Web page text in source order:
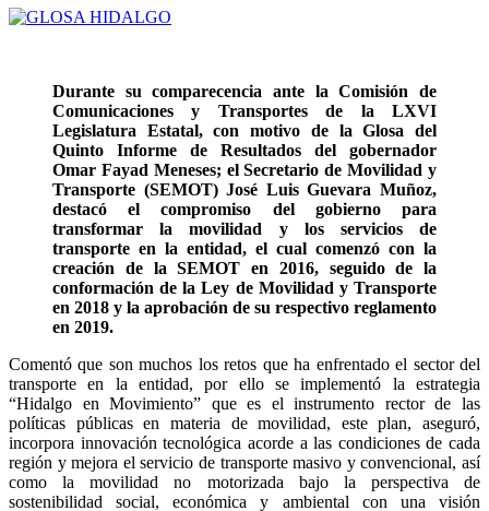
Durante su comparecencia ante la Comisión de
Comunicaciones y Transportes de la LXVI
Legislatura Estatal, con motivo de la Glosa del
Quinto Informe de Resultados del gobernador
Omar Fayad Meneses; el Secretario de Movilidad y
Transporte (SEMOT) José Luis Guevara Muñoz,
destacó el compromiso del gobierno para
transformar la movilidad y los servicios de
transporte en la entidad, el cual comenzó con la
creación de la SEMOT en 2016, seguido de la
conformación de la Ley de Movilidad y Transporte
en 2018 y la aprobación de su respectivo reglamento
en 2019.
Comentó que son muchos los retos que ha enfrentado el sector del
transporte en la entidad, por ello se implementó la estrategia
“Hidalgo en Movimiento” que es el instrumento rector de las
políticas públicas en materia de movilidad, este plan, aseguró,
incorpora innovación tecnológica acorde a las condiciones de cada
región y mejora el servicio de transporte masivo y convencional, así
como la movilidad no motorizada bajo la perspectiva de
sostenibilidad social, económica y ambiental con una visión